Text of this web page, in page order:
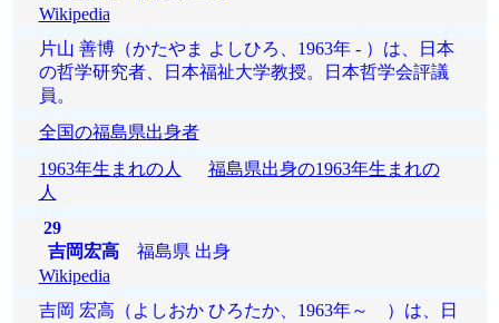
Wikipedia
片山 善博（かたやま よしひろ、1963年 - ）は、日本
の哲学研究者、日本福祉大学教授。日本哲学会評議
員。
全国の福島県出身者
1963年生まれの人
福島県出身の1963年生まれの
人
29
吉岡宏高福島県 出身
Wikipedia
吉岡 宏高（よしおか ひろたか、1963年～ ）は、日